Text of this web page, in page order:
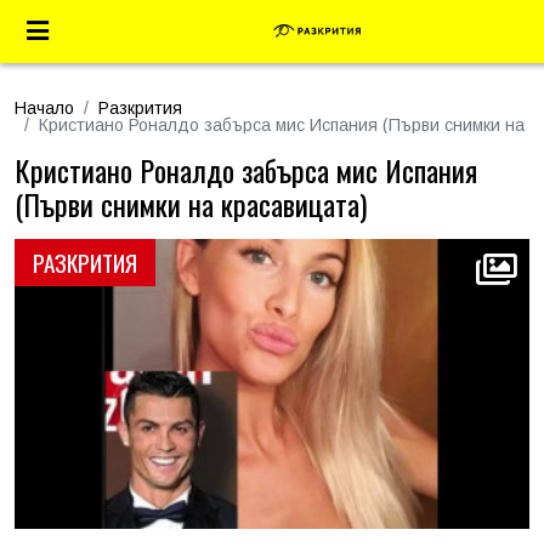
Начало
Разкрития
Кристиано Роналдо забърса мис Испания (Първи снимки на
РАЗКРИТИЯ
Кристиано Роналдо забърса мис Испания
(Първи снимки на красавицата)